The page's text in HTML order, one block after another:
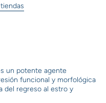
un potente agente
funcional y morfológica
del regreso al estro y